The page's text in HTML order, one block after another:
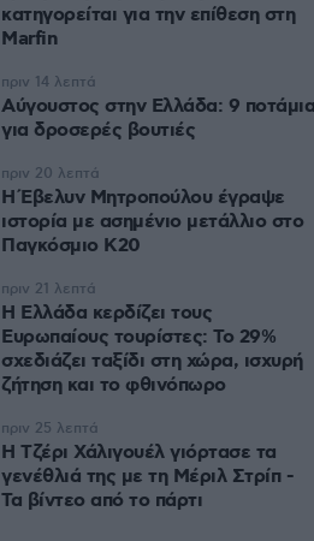
κατηγορείται για την επίθεση στη
Marfin
Αύγουστος στην Ελλάδα: 9 ποτάμια
για δροσερές βουτιές
πριν 14 λεπτά
Η Έβελυν Μητροπούλου έγραψε
ιστορία με ασημένιο μετάλλιο στο
Παγκόσμιο Κ20
πριν 20 λεπτά
Η Ελλάδα κερδίζει τους
Ευρωπαίους τουρίστες: Το 29%
σχεδιάζει ταξίδι στη χώρα, ισχυρή
ζήτηση και το φθινόπωρο
πριν 21 λεπτά
H Τζέρι Χάλιγουέλ γιόρτασε τα
γενέθλιά της με τη Μέριλ Στρίπ -
Τα βίντεο από το πάρτι
πριν 25 λεπτά